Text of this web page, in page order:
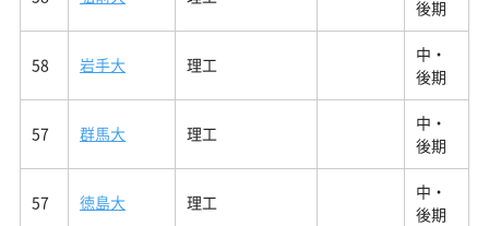
後期
58 岩手大 理工
中・
後期
57 群馬大 理工
中・
後期
57 徳島大 理工
中・
後期